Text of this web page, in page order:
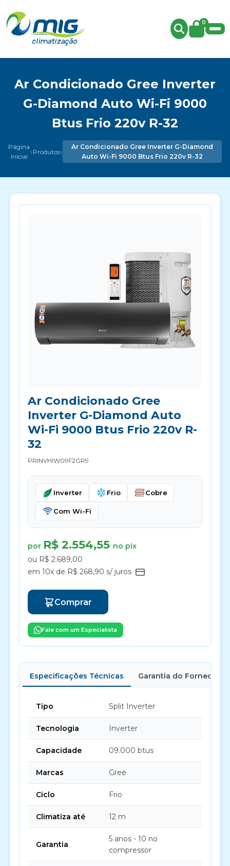
0
Ar Condicionado Gree Inverter
G-Diamond Auto Wi-Fi 9000
Btus Frio 220v R-32
Página
Inicial ›Produtos›
Ar Condicionado Gree Inverter G-Diamond
Auto Wi-Fi 9000 Btus Frio 220v R-32
Ar Condicionado Gree
Inverter G-Diamond Auto
Wi-Fi 9000 Btus Frio 220v R-
32
PRINVHIW09F2GR9
Inverter Frio Cobre
Com Wi-Fi
por R$ 2.554,55 no pix
ou R$ 2.689,00
em 10x de R$ 268,90 s/ juros
Comprar
Fale com um Especialista
Especificações Técnicas Garantia do Fornecedor
Tipo Split Inverter
Tecnologia Inverter
Capacidade 09.000 btus
Marcas Gree
Ciclo Frio
Climatiza até 12 m
Garantia
5 anos - 10 no
compressor